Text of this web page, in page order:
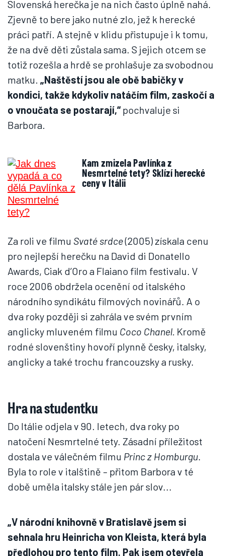
Slovenská herečka je na nich často úplně nahá.
Zjevně to bere jako nutné zlo, jež k herecké
práci patří. A stejně v klidu přistupuje i k tomu,
že na dvě děti zůstala sama. S jejich otcem se
totiž rozešla a hrdě se prohlašuje za svobodnou
matku. „Naštěstí jsou ale obě babičky v
kondici, takže kdykoliv natáčím film, zaskočí a
o vnoučata se postarají,“pochvaluje si
Barbora.
Kam zmizela Pavlínka z
Nesmrtelné tety? Sklízí herecké
ceny v Itálii
Za roli ve filmu Svaté srdce(2005) získala cenu
pro nejlepší herečku na David di Donatello
Awards, Ciak d’Oro a Flaiano film festivalu. V
roce 2006 obdržela ocenění od italského
národního syndikátu filmových novinářů. A o
dva roky později si zahrála ve svém prvním
anglicky mluveném filmu Coco Chanel. Kromě
rodné slovenštiny hovoří plynně česky, italsky,
anglicky a také trochu francouzsky a rusky.
Hra na studentku
Do Itálie odjela v 90. letech, dva roky po
natočení Nesmrtelné tety. Zásadní příležitost
dostala ve válečném filmu Princ z Homburgu.
Byla to role v italštině – přitom Barbora v té
době uměla italsky stále jen pár slov...
„V národní knihovně v Bratislavě jsem si
sehnala hru Heinricha von Kleista, která byla
předlohou pro tento film. Pak jsem otevřela